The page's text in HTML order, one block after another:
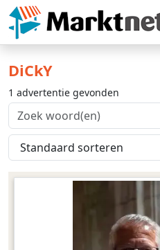
DiCkY
1 advertentie gevonden